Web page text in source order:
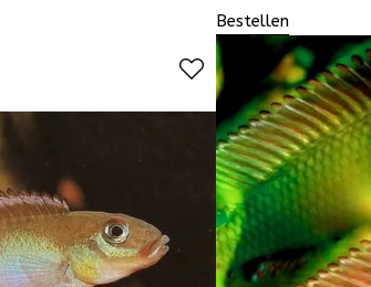
Bestellen